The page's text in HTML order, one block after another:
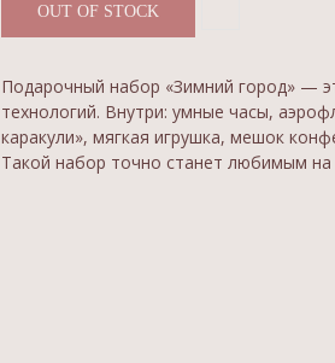
OUT OF STOCK
Подарочный набор «Зимний город» —
технологий. Внутри: умные часы,
каракули», мягкая игрушка, мешок
Такой набор точно станет любимым